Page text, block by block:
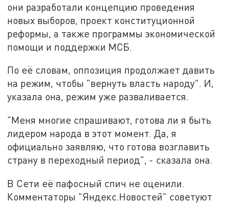
они разработали концепцию проведения
новых выборов, проект конституционной
реформы, а также программы экономической
помощи и поддержки МСБ.
По её словам, оппозиция продолжает давить
на режим, чтобы "вернуть власть народу". И,
указала она, режим уже разваливается.
"Меня многие спрашивают, готова ли я быть
лидером народа в этот момент. Да, я
официально заявляю, что готова возглавить
страну в переходный период", - сказала она.
В Сети её пафосный спич не оценили.
Комментаторы "Яндекс.Новостей" советуют